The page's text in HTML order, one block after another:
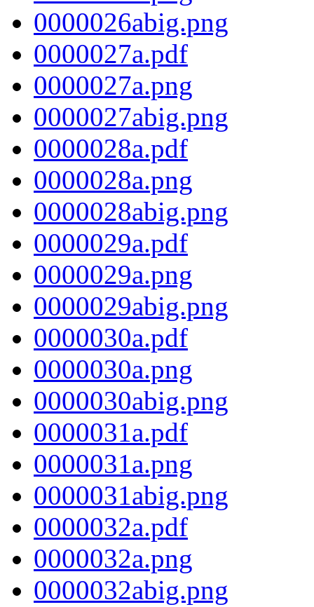
0000026abig.png
0000027a.pdf
0000027a.png
0000027abig.png
0000028a.pdf
0000028a.png
0000028abig.png
0000029a.pdf
0000029a.png
0000029abig.png
0000030a.pdf
0000030a.png
0000030abig.png
0000031a.pdf
0000031a.png
0000031abig.png
0000032a.pdf
0000032a.png
0000032abig.png